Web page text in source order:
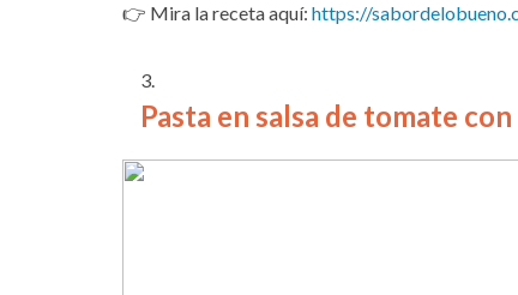
👉 Mira la receta aquí: https://
Pasta en salsa de tomate